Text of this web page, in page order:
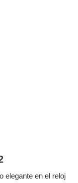
elegante en el reloj